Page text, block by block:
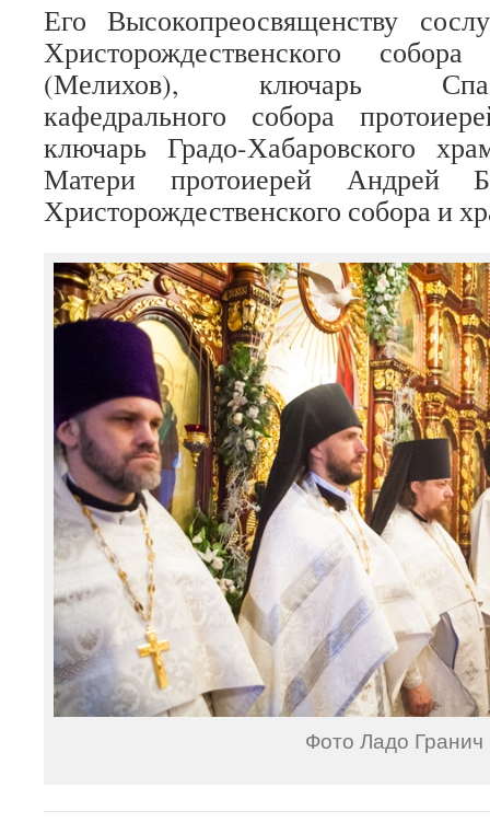
Его Высокопреосвященству
Христорождественского
(Мелихов), ключарь Спасо-
кафедрального собора
ключарь Градо-Хабаровского
Матери протоиерей Андрей
Христорождественского собора и
Фото Ладо Гранич